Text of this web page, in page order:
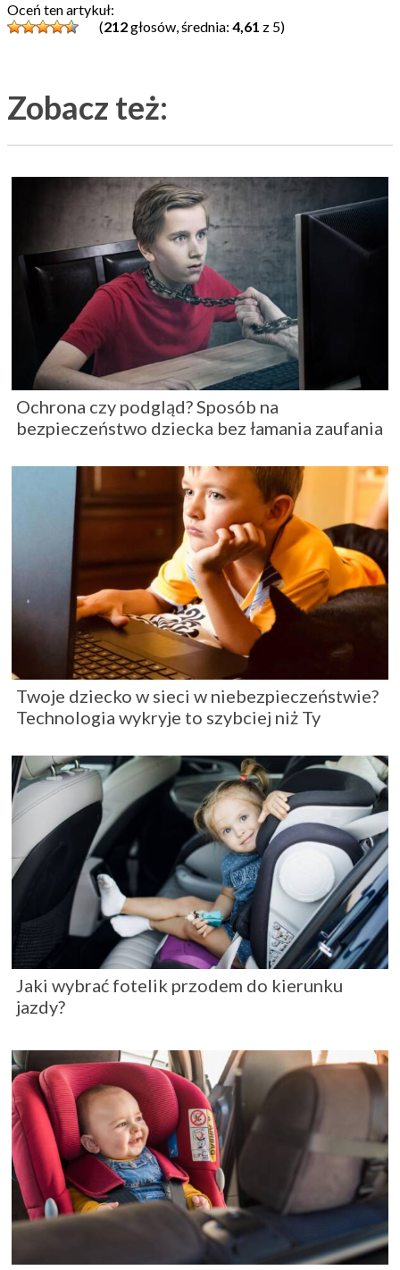
Oceń ten artykuł:
(212głosów, średnia: 4,61 z 5)
Zobacz też:
Ochrona czy podgląd? Sposób na
bezpieczeństwo dziecka bez łamania zaufania
Twoje dziecko w sieci w niebezpieczeństwie?
Technologia wykryje to szybciej niż Ty
Jaki wybrać fotelik przodem do kierunku
jazdy?